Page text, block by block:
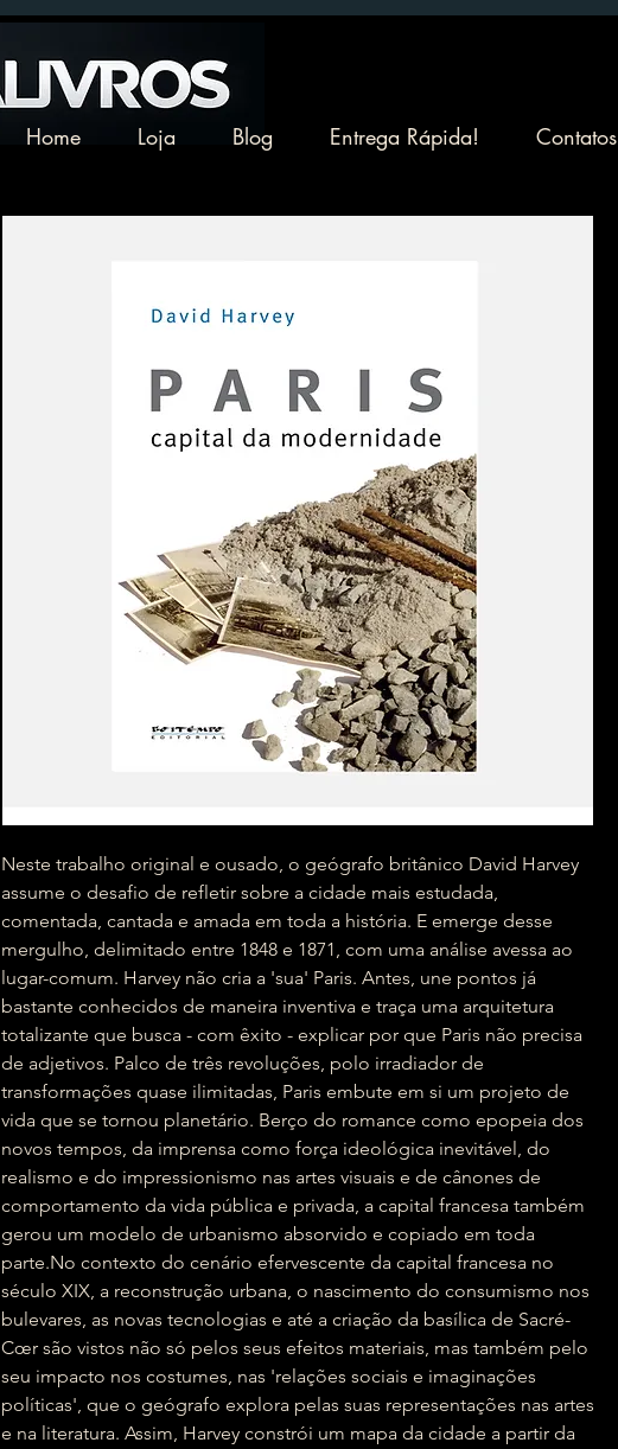
Home Loja Blog Entrega Rápida! Contatos
Neste trabalho original e ousado, o geógrafo britânico David Harvey
assume o desafio de refletir sobre a cidade mais estudada,
comentada, cantada e amada em toda a história. E emerge desse
mergulho, delimitado entre 1848 e 1871, com uma análise avessa ao
lugar-comum. Harvey não cria a 'sua' Paris. Antes, une pontos já
bastante conhecidos de maneira inventiva e traça uma arquitetura
totalizante que busca - com êxito - explicar por que Paris não precisa
de adjetivos. Palco de três revoluções, polo irradiador de
transformações quase ilimitadas, Paris embute em si um projeto de
vida que se tornou planetário. Berço do romance como epopeia dos
novos tempos, da imprensa como força ideológica inevitável, do
realismo e do impressionismo nas artes visuais e de cânones de
comportamento da vida pública e privada, a capital francesa também
gerou um modelo de urbanismo absorvido e copiado em toda
parte.No contexto do cenário efervescente da capital francesa no
século XIX, a reconstrução urbana, o nascimento do consumismo nos
bulevares, as novas tecnologias e até a criação da basílica de Sacré-
Cœr são vistos não só pelos seus efeitos materiais, mas também pelo
seu impacto nos costumes, nas 'relações sociais e imaginações
políticas', que o geógrafo explora pelas suas representações nas artes
e na literatura. Assim, Harvey constrói um mapa da cidade a partir da